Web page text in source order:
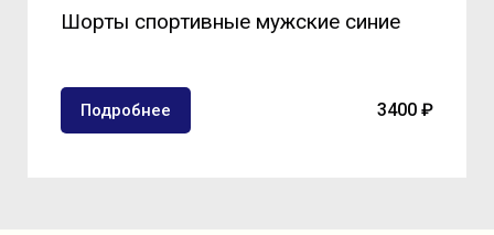
Шорты спортивные мужские синие
Подробнее 3400 ₽